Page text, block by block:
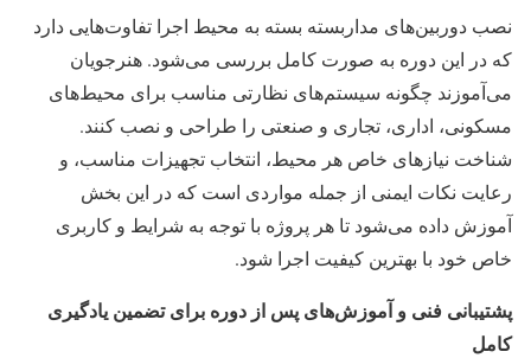
نصب دوربین‌های مداربسته بسته به محیط اجرا تفاوت‌هایی دارد
که در این دوره به صورت کامل بررسی می‌شود. هنرجویان
می‌آموزند چگونه سیستم‌های نظارتی مناسب برای محیط‌های
مسکونی، اداری، تجاری و صنعتی را طراحی و نصب کنند.
شناخت نیازهای خاص هر محیط، انتخاب تجهیزات مناسب، و
رعایت نکات ایمنی از جمله مواردی است که در این بخش
آموزش داده می‌شود تا هر پروژه با توجه به شرایط و کاربری
خاص خود با بهترین کیفیت اجرا شود.
پشتیبانی فنی و آموزش‌های پس از دوره برای تضمین یادگیری
کامل